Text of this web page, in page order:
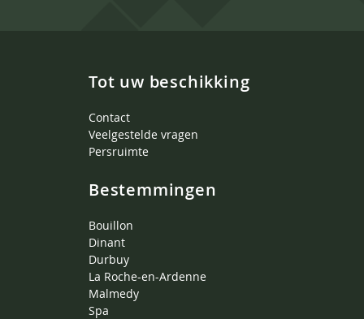
Tot uw beschikking
Contact
Veelgestelde vragen
Persruimte
Bestemmingen
Bouillon
Dinant
Durbuy
La Roche-en-Ardenne
Malmedy
Spa